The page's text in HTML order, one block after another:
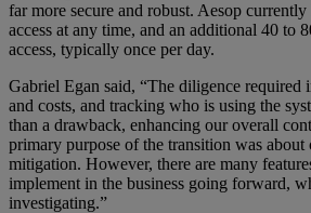
far more secure and robust. Aesop
access at any time, and an additional 40 to
access, typically once per day.
Gabriel Egan said, “The diligence required
and costs, and tracking who is using the
than a drawback, enhancing our overall
primary purpose of the transition was about
mitigation. However, there are many
implement in the business going forward,
investigating.”